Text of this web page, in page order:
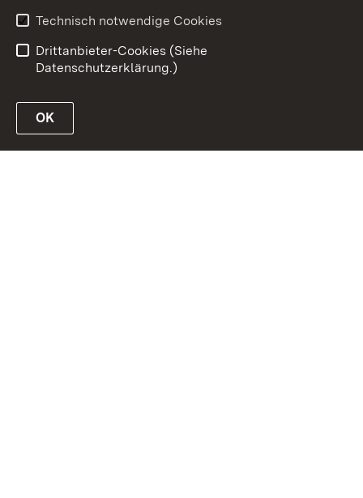
Technisch notwendige Cookies
Drittanbieter-Cookies (Siehe
Datenschutzerklärung.)
OK